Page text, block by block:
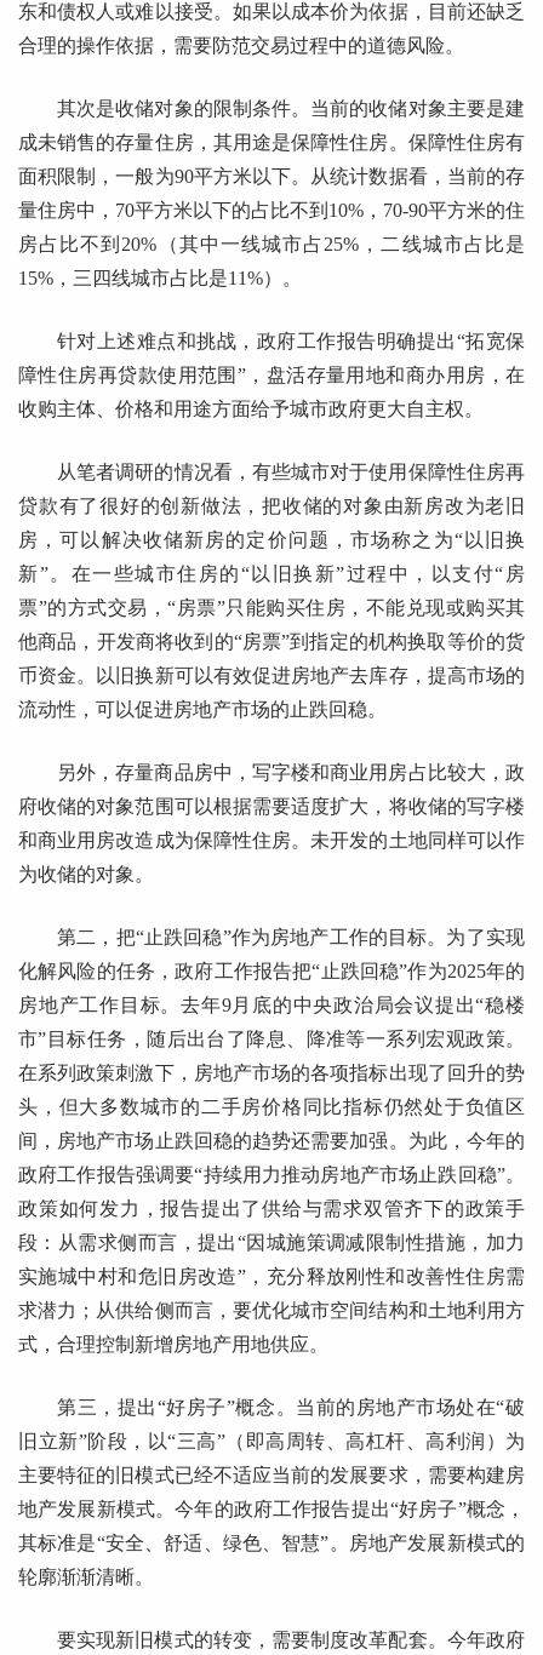
东和债权人或难以接受。如果以成本价为依据，目前还缺乏
合理的操作依据，需要防范交易过程中的道德风险。
其次是收储对象的限制条件。当前的收储对象主要是建
成未销售的存量住房，其用途是保障性住房。保障性住房有
面积限制，一般为90平方米以下。从统计数据看，当前的存
量住房中，70平方米以下的占比不到10%，70-90平方米的住
房占比不到20%（其中一线城市占25%，二线城市占比是
15%，三四线城市占比是11%）。
针对上述难点和挑战，政府工作报告明确提出“拓宽保
障性住房再贷款使用范围”，盘活存量用地和商办用房，在
收购主体、价格和用途方面给予城市政府更大自主权。
从笔者调研的情况看，有些城市对于使用保障性住房再
贷款有了很好的创新做法，把收储的对象由新房改为老旧
房，可以解决收储新房的定价问题，市场称之为“以旧换
新”。在一些城市住房的“以旧换新”过程中，以支付“房
票”的方式交易，“房票”只能购买住房，不能兑现或购买其
他商品，开发商将收到的“房票”到指定的机构换取等价的货
币资金。以旧换新可以有效促进房地产去库存，提高市场的
流动性，可以促进房地产市场的止跌回稳。
另外，存量商品房中，写字楼和商业用房占比较大，政
府收储的对象范围可以根据需要适度扩大，将收储的写字楼
和商业用房改造成为保障性住房。未开发的土地同样可以作
为收储的对象。
第二，把“止跌回稳”作为房地产工作的目标。为了实现
化解风险的任务，政府工作报告把“止跌回稳”作为2025年的
房地产工作目标。去年9月底的中央政治局会议提出“稳楼
市”目标任务，随后出台了降息、降准等一系列宏观政策。
在系列政策刺激下，房地产市场的各项指标出现了回升的势
头，但大多数城市的二手房价格同比指标仍然处于负值区
间，房地产市场止跌回稳的趋势还需要加强。为此，今年的
政府工作报告强调要“持续用力推动房地产市场止跌回稳”。
政策如何发力，报告提出了供给与需求双管齐下的政策手
段：从需求侧而言，提出“因城施策调减限制性措施，加力
实施城中村和危旧房改造”，充分释放刚性和改善性住房需
求潜力；从供给侧而言，要优化城市空间结构和土地利用方
式，合理控制新增房地产用地供应。
第三，提出“好房子”概念。当前的房地产市场处在“破
旧立新”阶段，以“三高”（即高周转、高杠杆、高利润）为
主要特征的旧模式已经不适应当前的发展要求，需要构建房
地产发展新模式。今年的政府工作报告提出“好房子”概念，
其标准是“安全、舒适、绿色、智慧”。房地产发展新模式的
轮廓渐渐清晰。
要实现新旧模式的转变，需要制度改革配套。今年政府